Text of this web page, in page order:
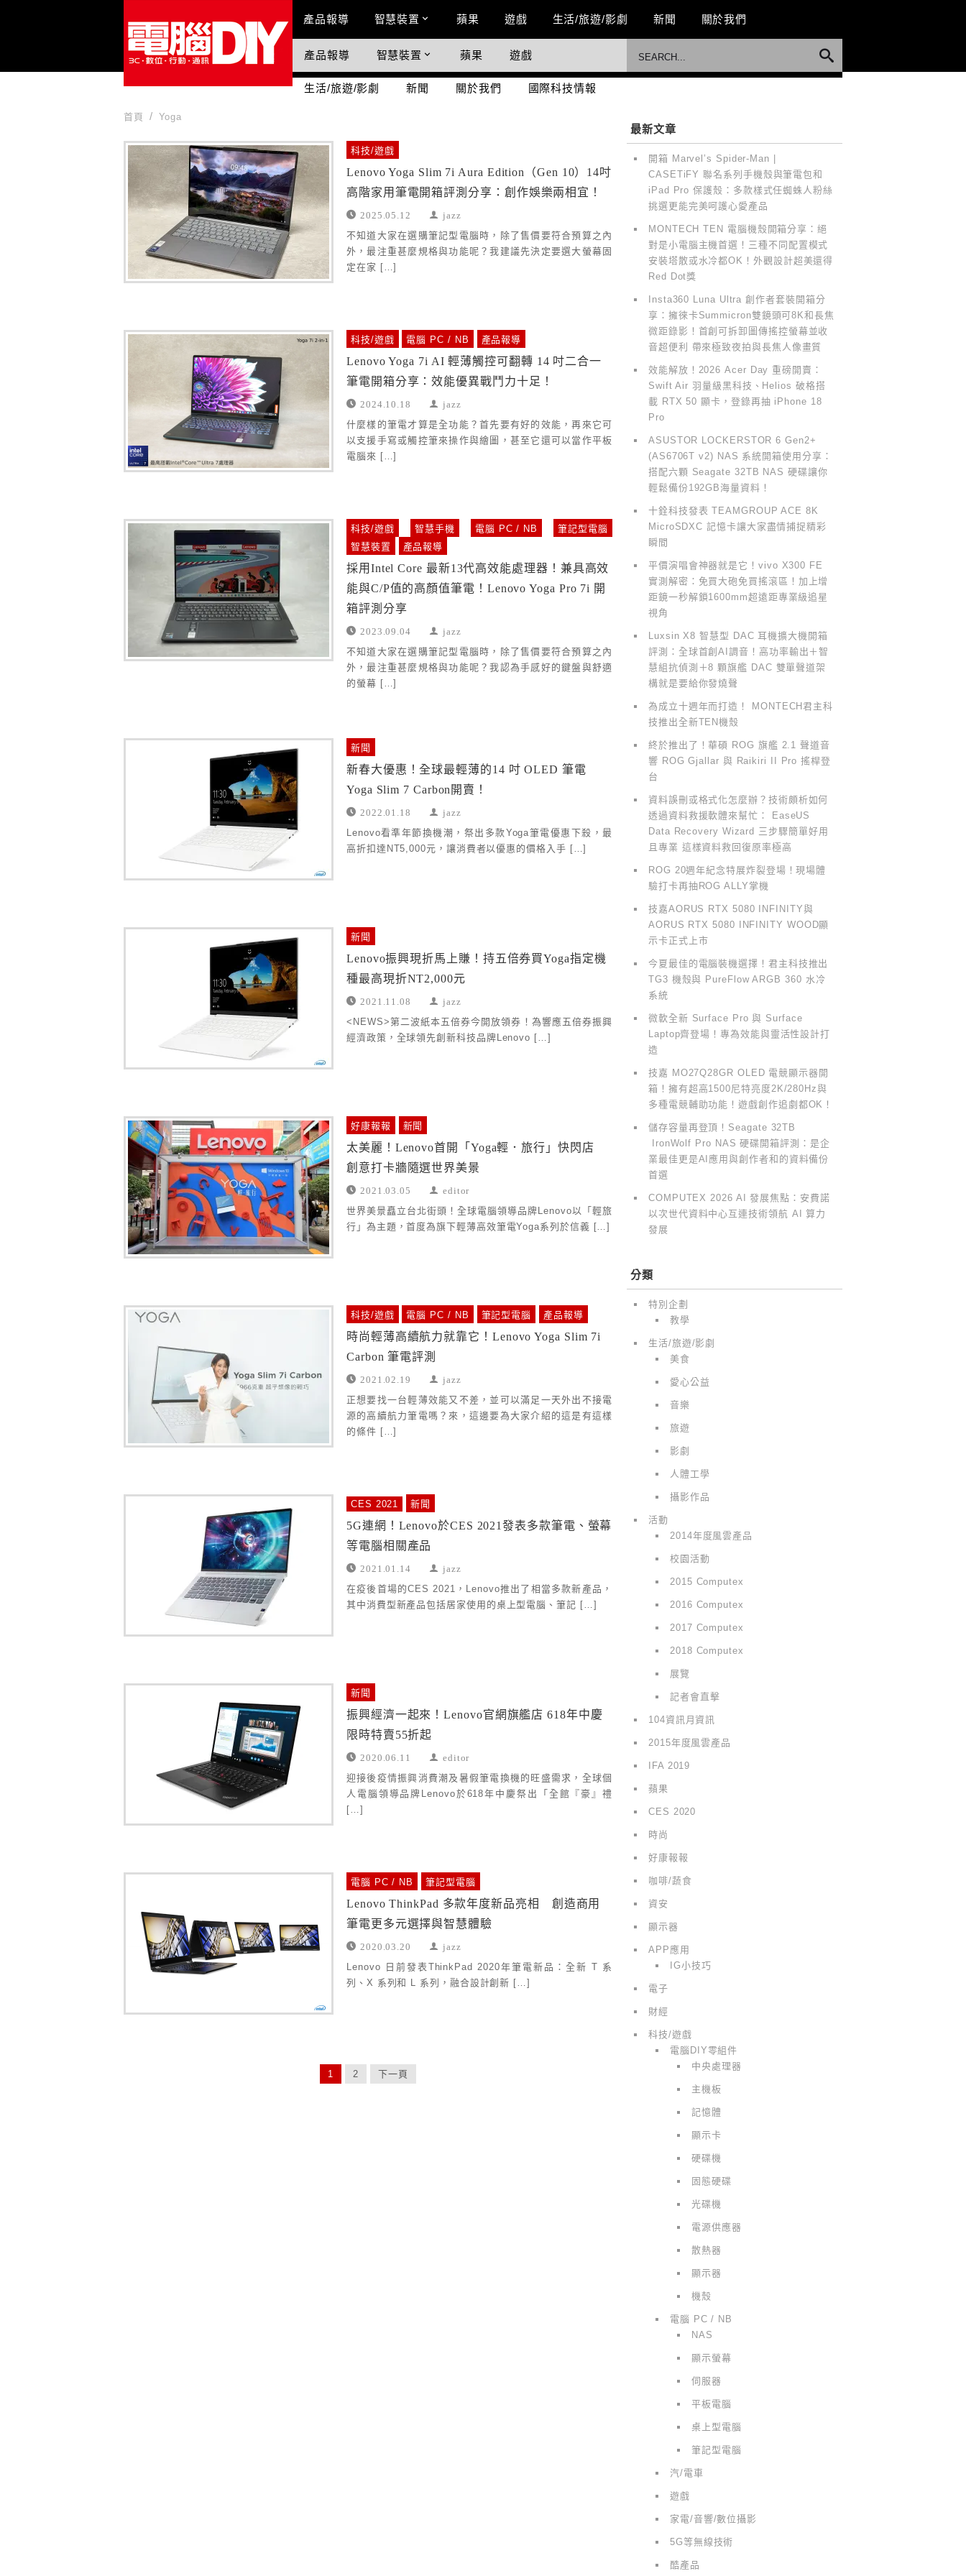
Main Menu
產品報導 智慧裝置 蘋果 遊戲 生活/旅遊/影劇 新聞 關於我們
國際科技情報
產品報導 智慧裝置 蘋果 遊戲
生活/旅遊/影劇 新聞 關於我們 國際科技情報
首頁 Yoga
Yoga 科技/遊戲
Lenovo Yoga Slim 7i Aura Edition（Gen 10）14吋
高階家用筆電開箱評測分享：創作娛樂兩相宜！
2025.05.12 jazz
不知道大家在選購筆記型電腦時，除了售價要符合預算之內
外，最注重甚麼規格與功能呢？我建議先決定要選大螢幕固
定在家 […]
科技/遊戲 電腦 PC / NB 產品報導
Lenovo Yoga 7i AI 輕薄觸控可翻轉 14 吋二合一
筆電開箱分享：效能優異戰鬥力十足！
2024.10.18 jazz
什麼樣的筆電才算是全功能？首先要有好的效能，再來它可
以支援手寫或觸控筆來操作與繪圖，甚至它還可以當作平板
電腦來 […]
科技/遊戲 智慧手機 電腦 PC / NB
筆記型電腦
智慧裝置
產品報導
採用Intel Core 最新13代高效能處理器！兼具高效
能與C/P值的高顏值筆電！Lenovo Yoga Pro 7i 開
箱評測分享
2023.09.04 jazz
不知道大家在選購筆記型電腦時，除了售價要符合預算之內
外，最注重甚麼規格與功能呢？我認為手感好的鍵盤與舒適
的螢幕 […]
新聞
新春大優惠！全球最輕薄的14 吋 OLED 筆電
Yoga Slim 7 Carbon開賣！
2022.01.18 jazz
Lenovo看準年節換機潮，祭出多款Yoga筆電優惠下殺，最
高折扣達NT5,000元，讓消費者以優惠的價格入手 […]
新聞
Lenovo振興現折馬上賺！持五倍券買Yoga指定機
種最高現折NT2,000元
2021.11.08 jazz
<NEWS>第二波紙本五倍券今開放領券！為響應五倍券振興
經濟政策，全球領先創新科技品牌Lenovo […]
好康報報 新聞
太美麗！Lenovo首開「Yoga輕．旅行」快閃店
創意打卡牆隨選世界美景
2021.03.05 editor
世界美景矗立台北街頭！全球電腦領導品牌Lenovo以「輕旅
行」為主題，首度為旗下輕薄高效筆電Yoga系列於信義 […]
科技/遊戲 電腦 PC / NB 筆記型電腦 產品報導
時尚輕薄高續航力就靠它！Lenovo Yoga Slim 7i
Carbon 筆電評測
2021.02.19 jazz
正想要找一台輕薄效能又不差，並可以滿足一天外出不接電
源的高續航力筆電嗎？來，這邊要為大家介紹的這是有這樣
的條件 […]
CES 2021 新聞
5G連網！Lenovo於CES 2021發表多款筆電、螢幕
等電腦相關產品
2021.01.14 jazz
在疫後首場的CES 2021，Lenovo推出了相當多款新產品，
其中消費型新產品包括居家使用的桌上型電腦、筆記 […]
新聞
振興經濟一起來！Lenovo官網旗艦店 618年中慶
限時特賣55折起
2020.06.11 editor
迎接後疫情振興消費潮及暑假筆電換機的旺盛需求，全球個
人電腦領導品牌Lenovo於618年中慶祭出「全館『豪』禮
[…]
電腦 PC / NB 筆記型電腦
Lenovo ThinkPad 多款年度新品亮相 創造商用
筆電更多元選擇與智慧體驗
2020.03.20 jazz
Lenovo 日前發表ThinkPad 2020年筆電新品：全新 T 系
列、X 系列和 L 系列，融合設計創新 […]
1 2 下一頁
最新文章
開箱 Marvel’s Spider-Man |
CASETiFY 聯名系列手機殼與筆電包和
iPad Pro 保護殼：多款樣式任蜘蛛人粉絲
挑選更能完美呵護心愛產品
MONTECH TEN 電腦機殼開箱分享：絕
對是小電腦主機首選！三種不同配置模式
安裝塔散或水冷都OK！外觀設計超美還得
Red Dot獎
Insta360 Luna Ultra 創作者套裝開箱分
享：擁徠卡Summicron雙鏡頭可8K和長焦
微距錄影！首創可拆卸圖傳搖控螢幕並收
音超便利 帶來極致夜拍與長焦人像畫質
效能解放！2026 Acer Day 重磅開賣：
Swift Air 羽量級黑科技、Helios 破格搭
載 RTX 50 顯卡，登錄再抽 iPhone 18
Pro
ASUSTOR LOCKERSTOR 6 Gen2+
(AS6706T v2) NAS 系統開箱使用分享：
搭配六顆 Seagate 32TB NAS 硬碟讓你
輕鬆備份192GB海量資料！
十銓科技發表 TEAMGROUP ACE 8K
MicroSDXC 記憶卡讓大家盡情捕捉精彩
瞬間
平價演唱會神器就是它！vivo X300 FE
實測解密：免買大砲免買搖滾區！加上增
距鏡一秒解鎖1600mm超遠距專業級追星
視角
Luxsin X8 智慧型 DAC 耳機擴大機開箱
評測：全球首創AI調音！高功率輸出＋智
慧組抗偵測＋8 顆旗艦 DAC 雙單聲道架
構就是要給你發燒聲
為成立十週年而打造！ MONTECH君主科
技推出全新TEN機殼
終於推出了！華碩 ROG 旗艦 2.1 聲道音
響 ROG Gjallar 與 Raikiri II Pro 搖桿登
台
資料誤刪或格式化怎麼辦？技術頗析如何
透過資料救援軟體來幫忙： EaseUS
Data Recovery Wizard 三步驟簡單好用
且專業 這樣資料救回復原率極高
ROG 20週年紀念特展炸裂登場！現場體
驗打卡再抽ROG ALLY掌機
技嘉AORUS RTX 5080 INFINITY與
AORUS RTX 5080 INFINITY WOOD顯
示卡正式上市
今夏最佳的電腦裝機選擇！君主科技推出
TG3 機殼與 PureFlow ARGB 360 水冷
系統
微軟全新 Surface Pro 與 Surface
Laptop齊登場！專為效能與靈活性設計打
造
技嘉 MO27Q28GR OLED 電競顯示器開
箱！擁有超高1500尼特亮度2K/280Hz與
多種電競輔助功能！遊戲創作追劇都OK！
儲存容量再登頂！Seagate 32TB
IronWolf Pro NAS 硬碟開箱評測：是企
業最佳更是AI應用與創作者和的資料備份
首選
COMPUTEX 2026 AI 發展焦點：安費諾
以次世代資料中心互連技術領航 AI 算力
發展
分類
特別企劃
教學
生活/旅遊/影劇
美食
愛心公益
音樂
旅遊
影劇
人體工學
攝影作品
活動
2014年度風雲產品
校園活動
2015 Computex
2016 Computex
2017 Computex
2018 Computex
展覽
記者會直擊
104資訊月資訊
2015年度風雲產品
IFA 2019
蘋果
CES 2020
時尚
好康報報
咖啡/蔬食
資安
顯示器
APP應用
IG小技巧
電子
財經
科技/遊戲
電腦DIY零組件
中央處理器
主機板
記憶體
顯示卡
硬碟機
固態硬碟
光碟機
電源供應器
散熱器
顯示器
機殼
電腦 PC / NB
NAS
顯示螢幕
伺服器
平板電腦
桌上型電腦
筆記型電腦
汽/電車
遊戲
家電/音響/數位攝影
5G等無線技術
酷產品